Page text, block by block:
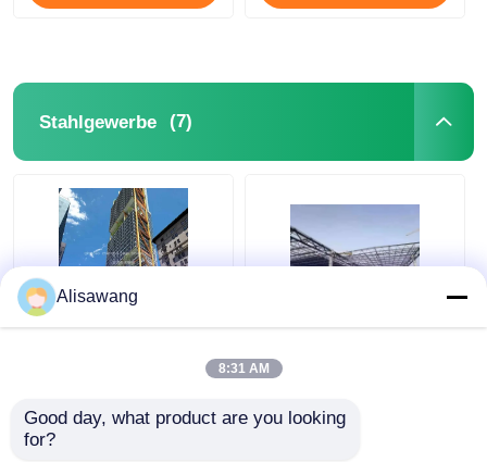
Stahlgewerbe (7)
Gewerbegebäude aus
Stahlkonstruktion,
Hotel, Schule,
Krankenhaus
Bestpreis
vorgefertigte
Stahlkonstruktion,
modernes Hotel,
Schulkrankenhaus
Bestpreis
Alisawang
8:31 AM
Good day, what product are you looking
for?